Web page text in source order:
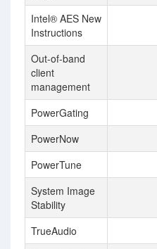
Intel® AES New
Instructions
Out-of-band
client
management
PowerGating
PowerNow
PowerTune
System Image
Stability
TrueAudio